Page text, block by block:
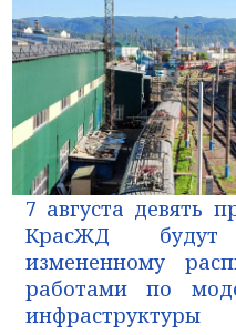
7 августа девять
КрасЖД
измененному
работами по
инфраструктуры